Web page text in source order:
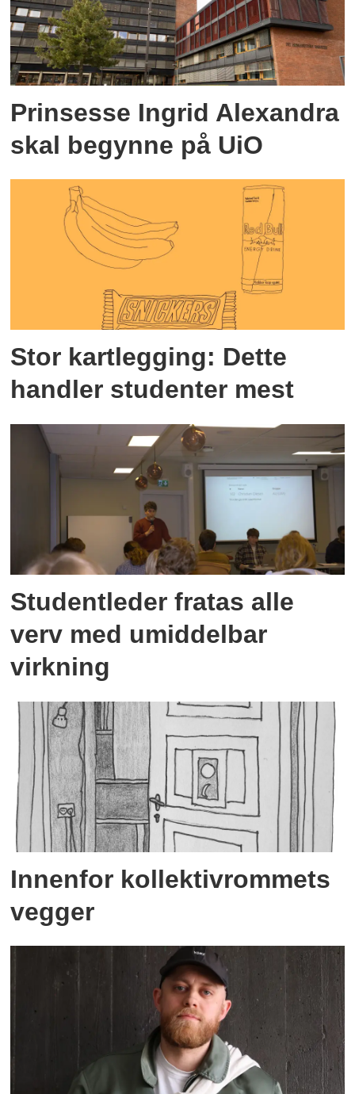
Prinsesse Ingrid Alexandra
skal begynne på UiO
Stor kartlegging: Dette
handler studenter mest
Studentleder fratas alle
verv med umiddelbar
virkning
Innenfor kollektivrommets
vegger